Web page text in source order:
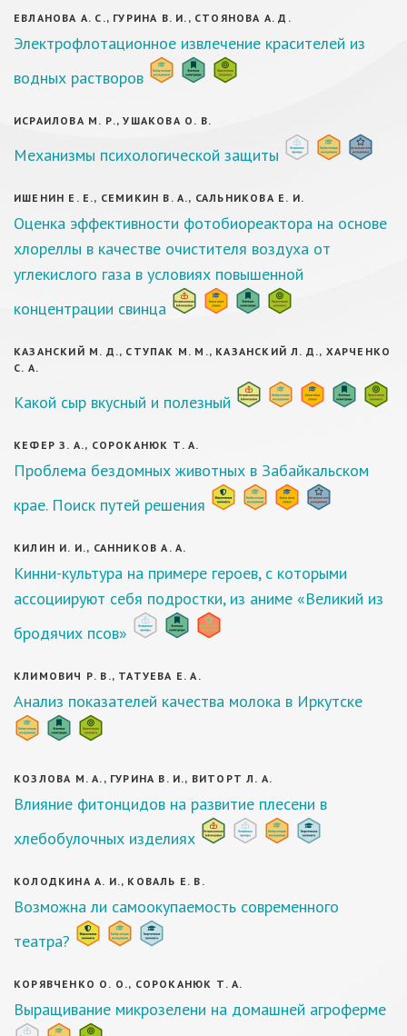
ЕВЛАНОВА А. С., ГУРИНА В. И., СТОЯНОВА А. Д.
Электрофлотационное извлечение красителей из
водных растворов
ИСРАИЛОВА М. Р., УШАКОВА О. В.
Механизмы психологической защиты
ИШЕНИН Е. Е., СЕМИКИН В. А., САЛЬНИКОВА Е. И.
Оценка эффективности фотобиореактора на основе
хлореллы в качестве очистителя воздуха от
углекислого газа в условиях повышенной
концентрации свинца
КАЗАНСКИЙ М. Д., СТУПАК М. М., КАЗАНСКИЙ Л. Д., ХАРЧЕНКО
С. А.
Какой сыр вкусный и полезный
КЕФЕР З. А., СОРОКАНЮК Т. А.
Проблема бездомных животных в Забайкальском
крае. Поиск путей решения
КИЛИН И. И., САННИКОВ А. А.
Кинни-культура на примере героев, с которыми
ассоциируют себя подростки, из аниме «Великий из
бродячих псов»
КЛИМОВИЧ Р. В., ТАТУЕВА Е. А.
Анализ показателей качества молока в Иркутске
КОЗЛОВА М. А., ГУРИНА В. И., ВИТОРТ Л. А.
Влияние фитонцидов на развитие плесени в
хлебобулочных изделиях
КОЛОДКИНА А. И., КОВАЛЬ Е. В.
Возможна ли самоокупаемость современного
театра?
КОРЯВЧЕНКО О. О., СОРОКАНЮК Т. А.
Выращивание микрозелени на домашней агроферме